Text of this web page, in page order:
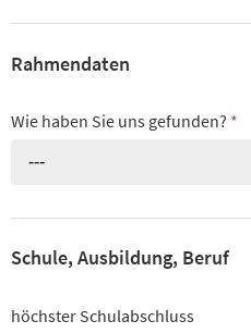
Rahmendaten
Wie haben Sie uns gefunden? *
---
Schule, Ausbildung, Beruf
höchster Schulabschluss